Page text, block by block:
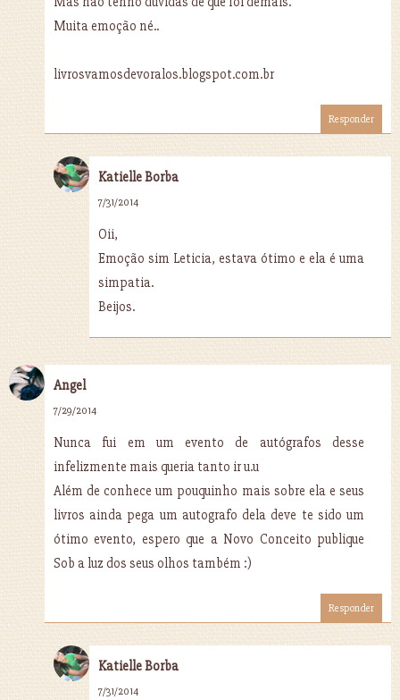
Muita emoção né..
livrosvamosdevoralos.blogspot.com.br
Responder
Katielle Borba
7/31/2014
Oii,
Emoção sim Leticia, estava ótimo e ela é uma
simpatia.
Beijos.
Angel
7/29/2014
Nunca fui em um evento de autógrafos desse
infelizmente mais queria tanto ir u.u
Além de conhece um pouquinho mais sobre ela e seus
livros ainda pega um autografo dela deve te sido um
ótimo evento, espero que a Novo Conceito publique
Sob a luz dos seus olhos também :)
Responder
Katielle Borba
7/31/2014